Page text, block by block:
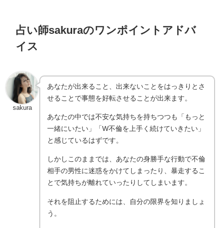
占い師sakuraのワンポイントアドバ
イス
sakura
あなたが出来ること、出来ないことをはっきりとさ
せることで事態を好転させることが出来ます。
あなたの中では不安な気持ちを持ちつつも「もっと
一緒にいたい」「W不倫を上手く続けていきたい」
と感じているはずです。
しかしこのままでは、あなたの身勝手な行動で不倫
相手の男性に迷惑をかけてしまったり、暴走するこ
とで気持ちが離れていったりしてしまいます。
それを阻止するためには、自分の限界を知りましょ
う。